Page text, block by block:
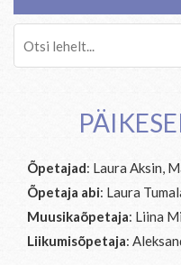
Õpetajad: Laura Aksin,
Õpetaja abi: Laura
Muusikaõpetaja: Liina
Liikumisõpetaja: